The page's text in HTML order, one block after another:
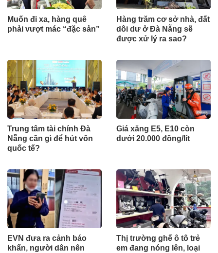
Muốn đi xa, hàng quê
phải vượt mác “đặc sản”
Hàng trăm cơ sở nhà, đất
dôi dư ở Đà Nẵng sẽ
được xử lý ra sao?
Trung tâm tài chính Đà
Nẵng cần gì để hút vốn
quốc tế?
Giá xăng E5, E10 còn
dưới 20.000 đồng/lít
EVN đưa ra cảnh báo
khẩn, người dân nên
Thị trường ghế ô tô trẻ
em đang nóng lên, loại